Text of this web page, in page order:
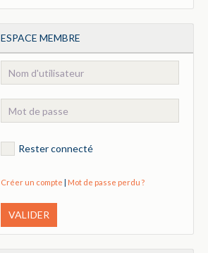
ESPACE MEMBRE
Rester connecté
Créer un compte | Mot de passe perdu ?
VALIDER